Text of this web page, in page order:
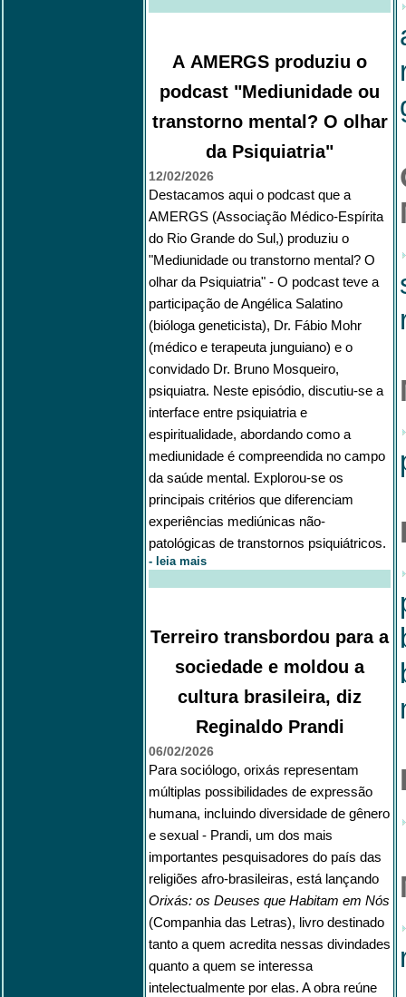
A AMERGS produziu o
podcast "Mediunidade ou
transtorno mental? O olhar
da Psiquiatria"
12/02/2026
Destacamos aqui o podcast que a
AMERGS (Associação Médico-Espírita
do Rio Grande do Sul,) produziu o
"Mediunidade ou transtorno mental? O
olhar da Psiquiatria" - O podcast teve a
participação de Angélica Salatino
(bióloga geneticista), Dr. Fábio Mohr
(médico e terapeuta junguiano) e o
convidado Dr. Bruno Mosqueiro,
psiquiatra. Neste episódio, discutiu-se a
interface entre psiquiatria e
espiritualidade, abordando como a
mediunidade é compreendida no campo
da saúde mental. Explorou-se os
principais critérios que diferenciam
experiências mediúnicas não-
patológicas de transtornos psiquiátricos.
- leia mais
Terreiro transbordou para a
sociedade e moldou a
cultura brasileira, diz
Reginaldo Prandi
06/02/2026
Para sociólogo, orixás representam
múltiplas possibilidades de expressão
humana, incluindo diversidade de gênero
e sexual - Prandi, um dos mais
importantes pesquisadores do país das
religiões afro-brasileiras, está lançando
Orixás: os Deuses que Habitam em Nós
(Companhia das Letras), livro destinado
tanto a quem acredita nessas divindades
quanto a quem se interessa
intelectualmente por elas. A obra reúne